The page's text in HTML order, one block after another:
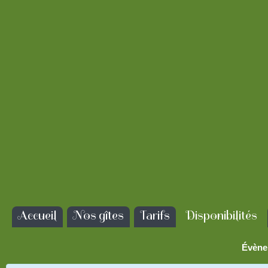
Accueil Nos gîtes Tarifs Disponibilités